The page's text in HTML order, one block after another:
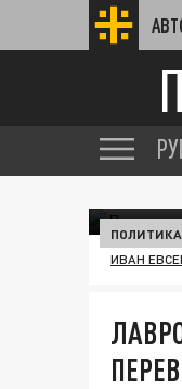
ПОЛИТИКА
ИВАН